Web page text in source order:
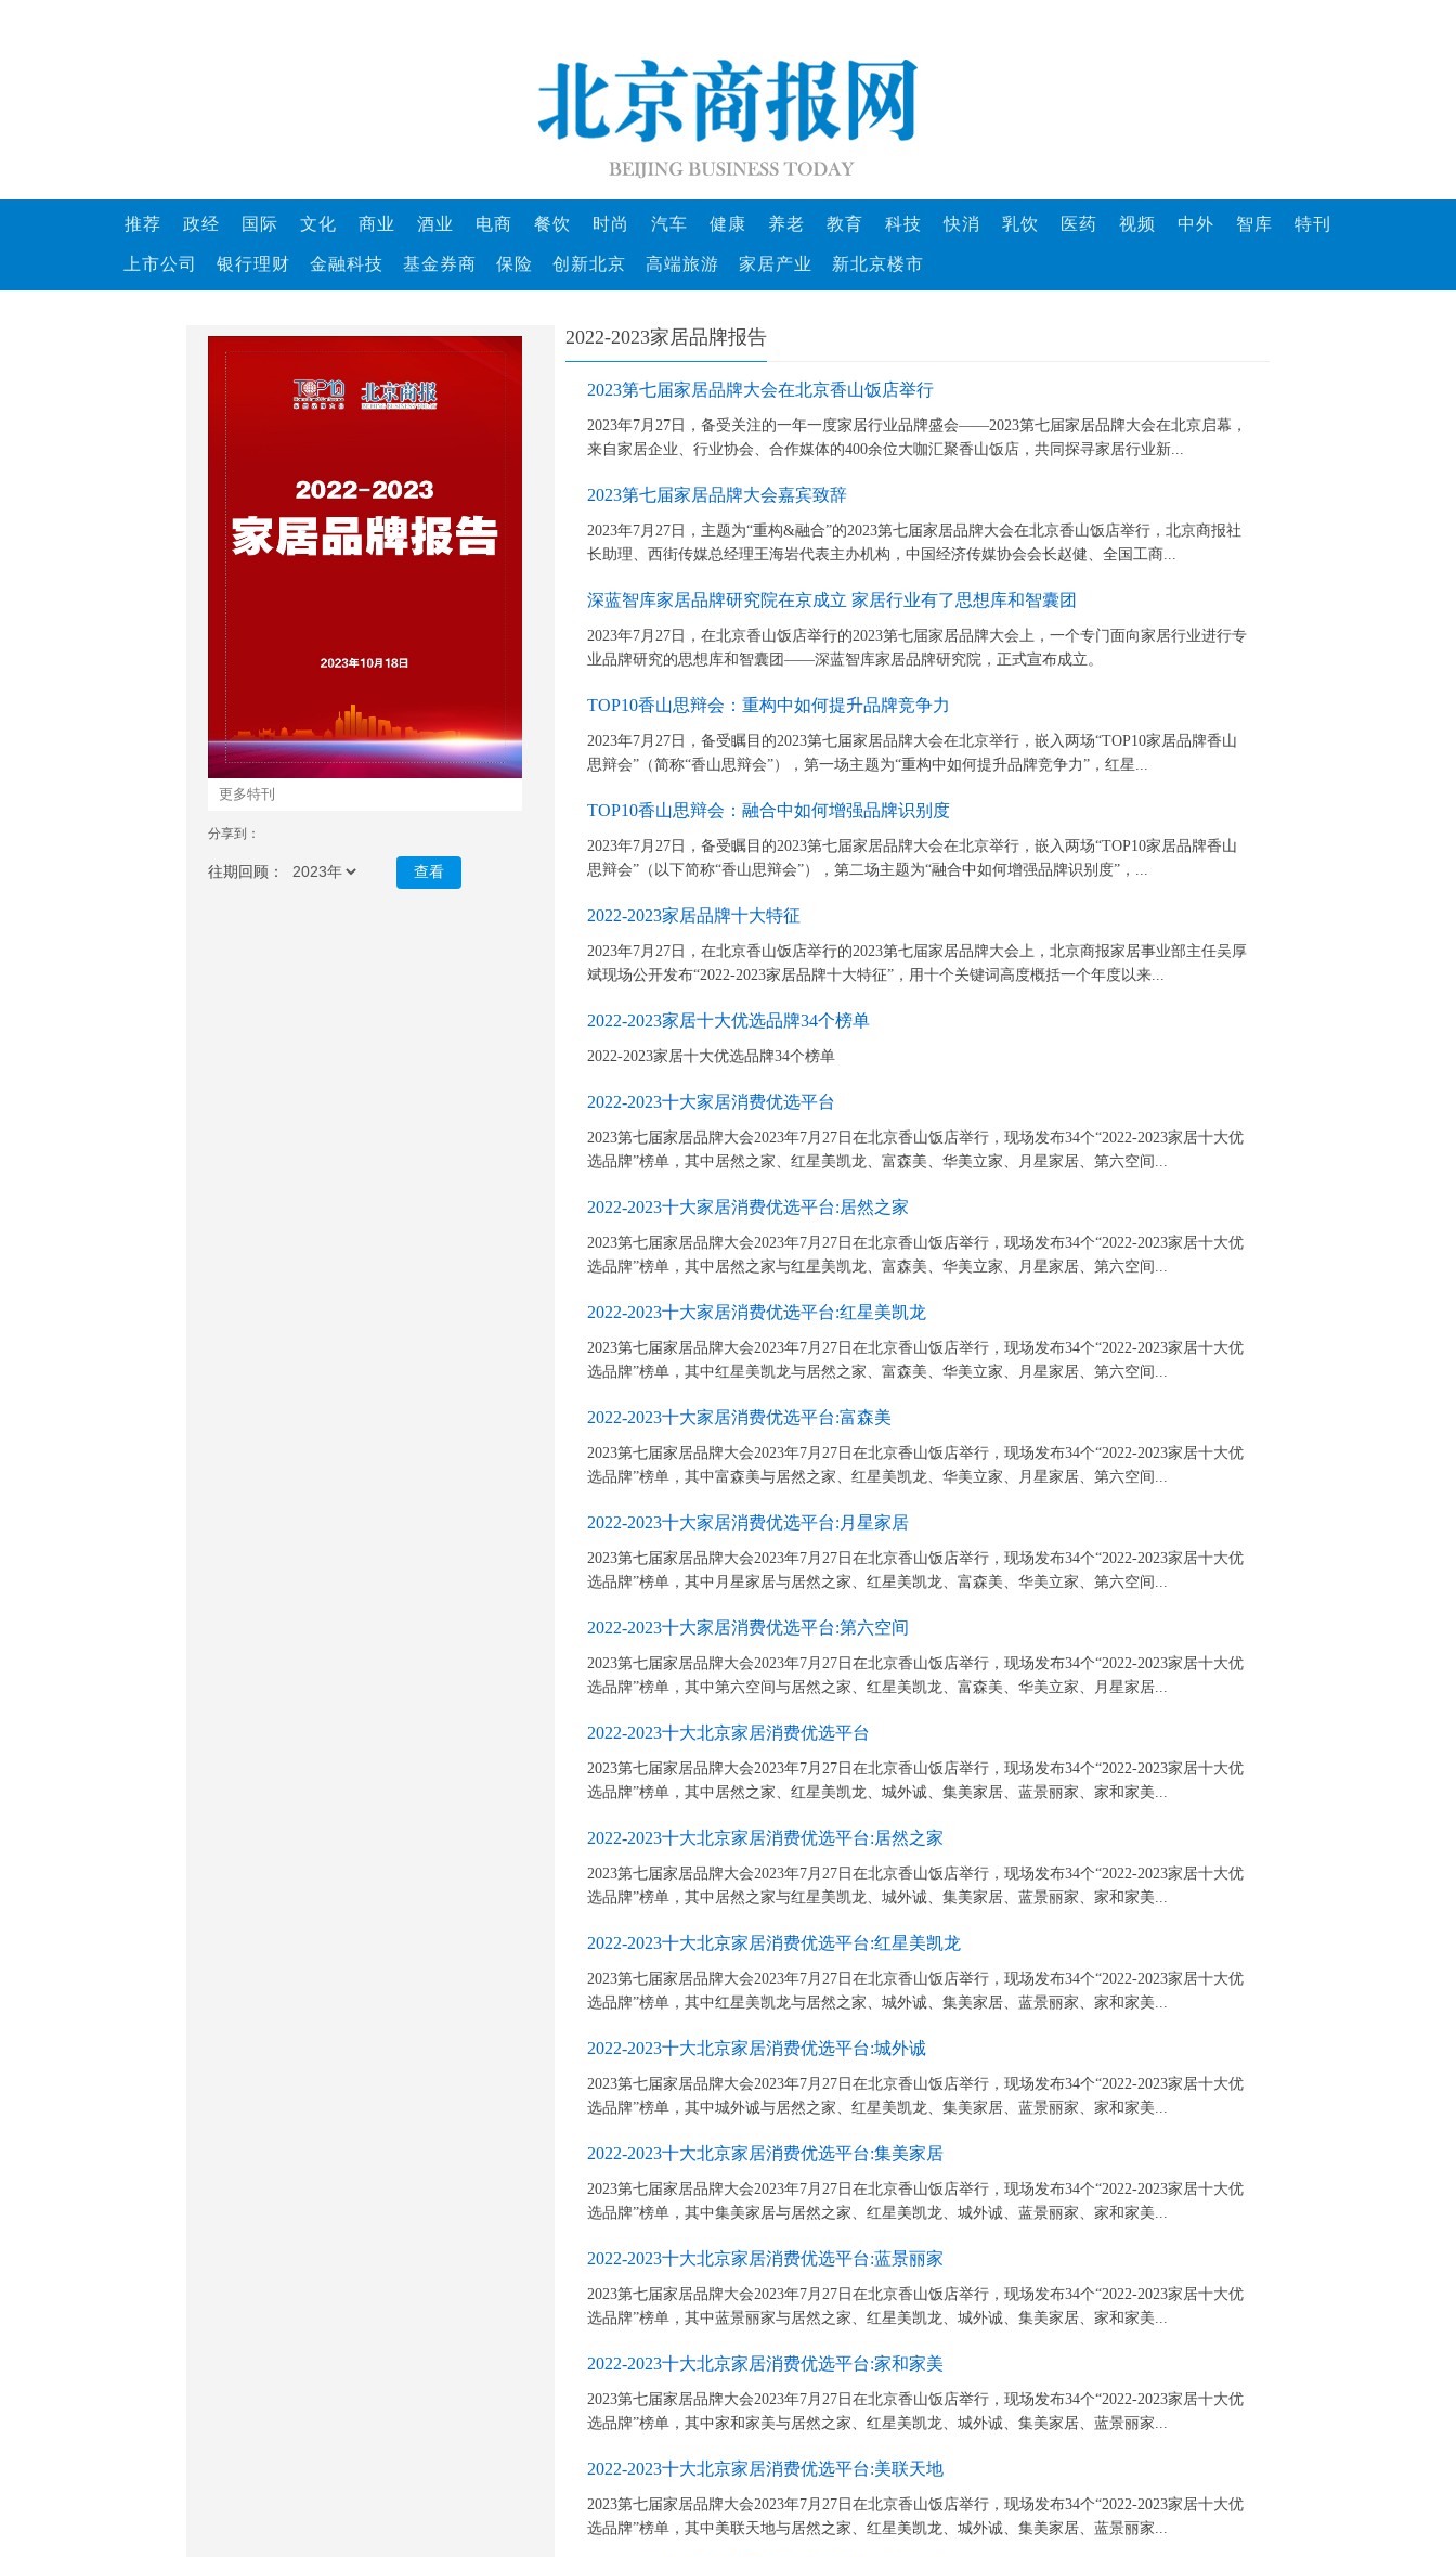
推荐 政经 国际 文化 商业 酒业 电商 餐饮 时尚 汽车 健康 养老 教育 科技 快消 乳饮 医药 视频 中外 智库 特刊
上市公司 银行理财 金融科技 基金券商 保险 创新北京 高端旅游 家居产业 新北京楼市
更多特刊
分享到：
往期回顾： 查看
2022-2023家居品牌报告
2023第七届家居品牌大会在北京香山饭店举行
2023年7月27日，备受关注的一年一度家居行业品牌盛会——2023第七届家居品牌大会在北京启幕，
来自家居企业、行业协会、合作媒体的400余位大咖汇聚香山饭店，共同探寻家居行业新...
2023第七届家居品牌大会嘉宾致辞
2023年7月27日，主题为“重构&融合”的2023第七届家居品牌大会在北京香山饭店举行，北京商报社
长助理、西街传媒总经理王海岩代表主办机构，中国经济传媒协会会长赵健、全国工商...
深蓝智库家居品牌研究院在京成立 家居行业有了思想库和智囊团
2023年7月27日，在北京香山饭店举行的2023第七届家居品牌大会上，一个专门面向家居行业进行专
业品牌研究的思想库和智囊团——深蓝智库家居品牌研究院，正式宣布成立。
TOP10香山思辩会：重构中如何提升品牌竞争力
2023年7月27日，备受瞩目的2023第七届家居品牌大会在北京举行，嵌入两场“TOP10家居品牌香山
思辩会”（简称“香山思辩会”），第一场主题为“重构中如何提升品牌竞争力”，红星...
TOP10香山思辩会：融合中如何增强品牌识别度
2023年7月27日，备受瞩目的2023第七届家居品牌大会在北京举行，嵌入两场“TOP10家居品牌香山
思辩会”（以下简称“香山思辩会”），第二场主题为“融合中如何增强品牌识别度”，...
2022-2023家居品牌十大特征
2023年7月27日，在北京香山饭店举行的2023第七届家居品牌大会上，北京商报家居事业部主任吴厚
斌现场公开发布“2022-2023家居品牌十大特征”，用十个关键词高度概括一个年度以来...
2022-2023家居十大优选品牌34个榜单
2022-2023家居十大优选品牌34个榜单
2022-2023十大家居消费优选平台
2023第七届家居品牌大会2023年7月27日在北京香山饭店举行，现场发布34个“2022-2023家居十大优
选品牌”榜单，其中居然之家、红星美凯龙、富森美、华美立家、月星家居、第六空间...
2022-2023十大家居消费优选平台:居然之家
2023第七届家居品牌大会2023年7月27日在北京香山饭店举行，现场发布34个“2022-2023家居十大优
选品牌”榜单，其中居然之家与红星美凯龙、富森美、华美立家、月星家居、第六空间...
2022-2023十大家居消费优选平台:红星美凯龙
2023第七届家居品牌大会2023年7月27日在北京香山饭店举行，现场发布34个“2022-2023家居十大优
选品牌”榜单，其中红星美凯龙与居然之家、富森美、华美立家、月星家居、第六空间...
2022-2023十大家居消费优选平台:富森美
2023第七届家居品牌大会2023年7月27日在北京香山饭店举行，现场发布34个“2022-2023家居十大优
选品牌”榜单，其中富森美与居然之家、红星美凯龙、华美立家、月星家居、第六空间...
2022-2023十大家居消费优选平台:月星家居
2023第七届家居品牌大会2023年7月27日在北京香山饭店举行，现场发布34个“2022-2023家居十大优
选品牌”榜单，其中月星家居与居然之家、红星美凯龙、富森美、华美立家、第六空间...
2022-2023十大家居消费优选平台:第六空间
2023第七届家居品牌大会2023年7月27日在北京香山饭店举行，现场发布34个“2022-2023家居十大优
选品牌”榜单，其中第六空间与居然之家、红星美凯龙、富森美、华美立家、月星家居...
2022-2023十大北京家居消费优选平台
2023第七届家居品牌大会2023年7月27日在北京香山饭店举行，现场发布34个“2022-2023家居十大优
选品牌”榜单，其中居然之家、红星美凯龙、城外诚、集美家居、蓝景丽家、家和家美...
2022-2023十大北京家居消费优选平台:居然之家
2023第七届家居品牌大会2023年7月27日在北京香山饭店举行，现场发布34个“2022-2023家居十大优
选品牌”榜单，其中居然之家与红星美凯龙、城外诚、集美家居、蓝景丽家、家和家美...
2022-2023十大北京家居消费优选平台:红星美凯龙
2023第七届家居品牌大会2023年7月27日在北京香山饭店举行，现场发布34个“2022-2023家居十大优
选品牌”榜单，其中红星美凯龙与居然之家、城外诚、集美家居、蓝景丽家、家和家美...
2022-2023十大北京家居消费优选平台:城外诚
2023第七届家居品牌大会2023年7月27日在北京香山饭店举行，现场发布34个“2022-2023家居十大优
选品牌”榜单，其中城外诚与居然之家、红星美凯龙、集美家居、蓝景丽家、家和家美...
2022-2023十大北京家居消费优选平台:集美家居
2023第七届家居品牌大会2023年7月27日在北京香山饭店举行，现场发布34个“2022-2023家居十大优
选品牌”榜单，其中集美家居与居然之家、红星美凯龙、城外诚、蓝景丽家、家和家美...
2022-2023十大北京家居消费优选平台:蓝景丽家
2023第七届家居品牌大会2023年7月27日在北京香山饭店举行，现场发布34个“2022-2023家居十大优
选品牌”榜单，其中蓝景丽家与居然之家、红星美凯龙、城外诚、集美家居、家和家美...
2022-2023十大北京家居消费优选平台:家和家美
2023第七届家居品牌大会2023年7月27日在北京香山饭店举行，现场发布34个“2022-2023家居十大优
选品牌”榜单，其中家和家美与居然之家、红星美凯龙、城外诚、集美家居、蓝景丽家...
2022-2023十大北京家居消费优选平台:美联天地
2023第七届家居品牌大会2023年7月27日在北京香山饭店举行，现场发布34个“2022-2023家居十大优
选品牌”榜单，其中美联天地与居然之家、红星美凯龙、城外诚、集美家居、蓝景丽家...